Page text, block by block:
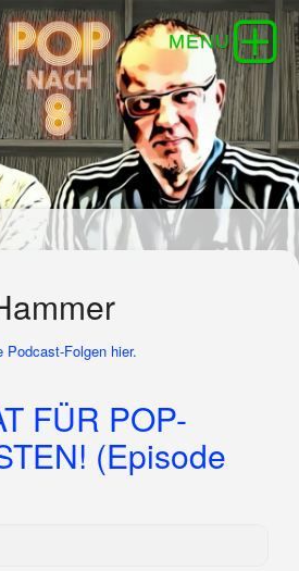
Podcast-Folgen hier.
FÜR POP-
(Episode